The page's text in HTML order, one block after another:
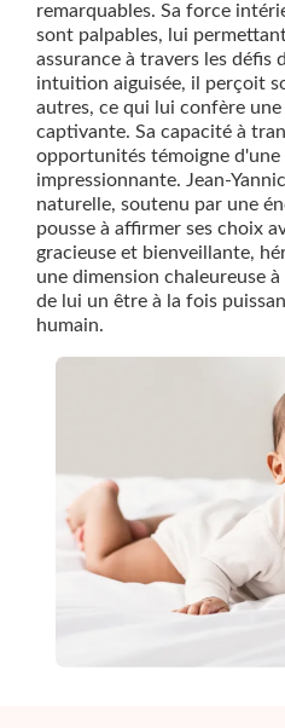
remarquables. Sa force
sont palpables, lui
assurance à travers les défis
intuition aiguisée, il perçoit
autres, ce qui lui confère
captivante. Sa capacité à
opportunités témoigne d'une
impressionnante. Jean-
naturelle, soutenu par une
pousse à affirmer ses choix
gracieuse et bienveillante,
une dimension chaleureuse
de lui un être à la fois
humain.